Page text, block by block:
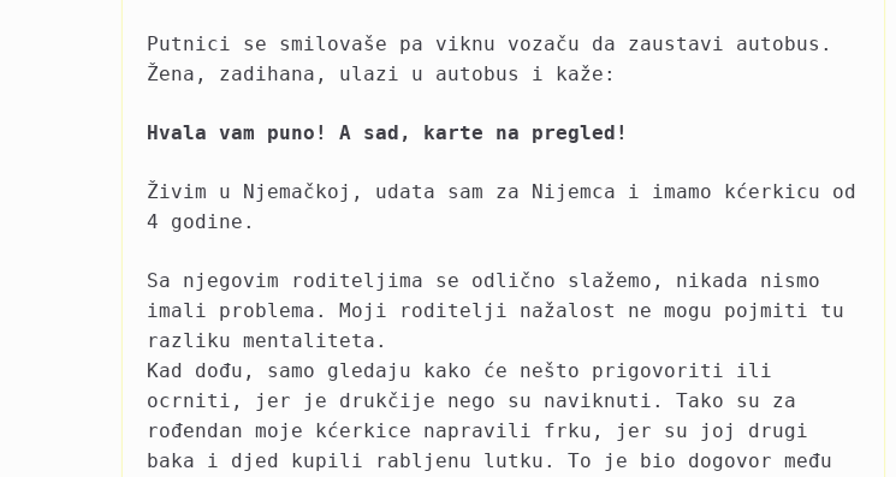
Putnici se smilovaše pa viknu vozaču da zaustavi autobus.
Žena, zadihana, ulazi u autobus i kaže:
Hvala vam puno! A sad, karte na pregled!
Živim u Njemačkoj, udata sam za Nijemca i imamo kćerkicu od
4 godine.
Sa njegovim roditeljima se odlično slažemo, nikada nismo
imali problema. Moji roditelji nažalost ne mogu pojmiti tu
razliku mentaliteta.
Kad dođu, samo gledaju kako će nešto prigovoriti ili
ocrniti, jer je drukčije nego su naviknuti. Tako su za
rođendan moje kćerkice napravili frku, jer su joj drugi
baka i djed kupili rabljenu lutku. To je bio dogovor među